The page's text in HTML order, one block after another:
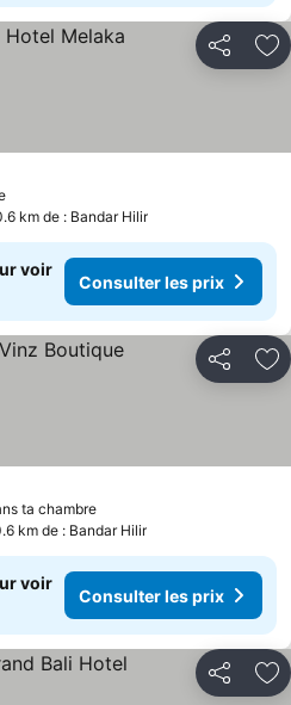
Partager
Consulter les prix
km de : Bandar Hilir
voir
Consulter les prix
Partager
ta chambreConsulter les prix
km de : Bandar Hilir
voir
Consulter les prix
Partager